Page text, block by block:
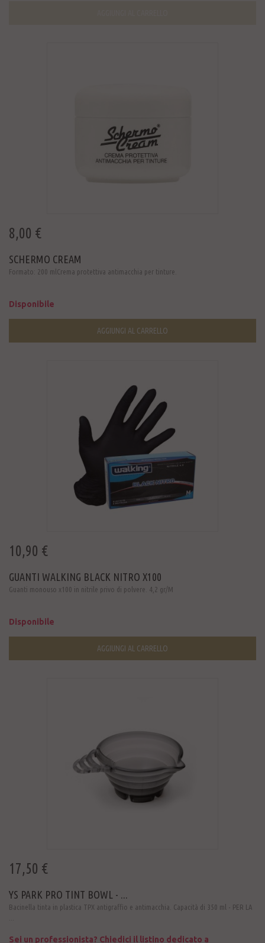
8,00 €
SCHERMO CREAM
Formato: 200 mlCrema protettiva antimacchia per tinture.
Disponibile
AGGIUNGI AL CARRELLO
10,90 €
GUANTI WALKING BLACK NITRO X100
Guanti monouso x100 in nitrile privo di polvere. 4,2 gr/M
Disponibile
AGGIUNGI AL CARRELLO
17,50 €
YS PARK PRO TINT BOWL - ...
Bacinella tinta in plastica TPX antigraffio e antimacchia. Capacità di 350 ml - PER LA
Sei un professionista? Chiedici il listino dedicato a